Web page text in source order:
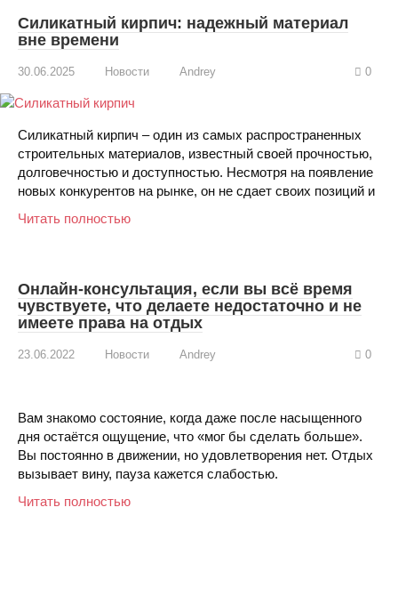
Силикатный кирпич: надежный материал
вне времени
30.06.2025 Новости Andrey 0
Силикатный кирпич – один из самых распространенных
строительных материалов, известный своей прочностью,
долговечностью и доступностью. Несмотря на появление
новых конкурентов на рынке, он не сдает своих позиций и
Читать полностью
Онлайн-консультация, если вы всё время
чувствуете, что делаете недостаточно и не
имеете права на отдых
23.06.2022 Новости Andrey 0
Вам знакомо состояние, когда даже после насыщенного
дня остаётся ощущение, что «мог бы сделать больше».
Вы постоянно в движении, но удовлетворения нет. Отдых
вызывает вину, пауза кажется слабостью.
Читать полностью